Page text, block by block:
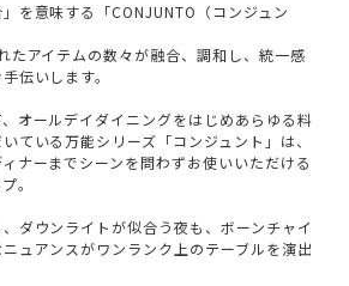
を意味する「CONJUNTO（コンジュン
たアイテムの数々が融合、調和し、統一感
伝いします。
オールデイダイニングをはじめあらゆる料
ている万能シリーズ「コンジュント」は、
ナーまでシーンを問わずお使いいただける
。
ダウンライトが似合う夜も、ボーンチャイ
ュアンスがワンランク上のテーブルを演出